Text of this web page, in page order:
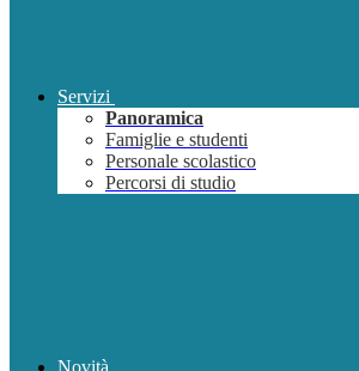
Servizi
Panoramica
Famiglie e studenti
Personale scolastico
Percorsi di studio